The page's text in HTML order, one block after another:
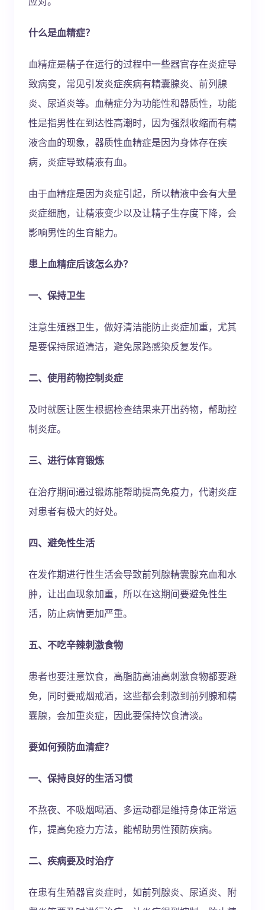
什么是血精症？
血精症是精子在运行的过程中一些器官存在炎症导
致病变，常见引发炎症疾病有精囊腺炎、前列腺
炎、尿道炎等。血精症分为功能性和器质性，功能
性是指男性在到达性高潮时，因为强烈收缩而有精
液含血的现象，器质性血精症是因为身体存在疾
病，炎症导致精液有血。
由于血精症是因为炎症引起，所以精液中会有大量
炎症细胞，让精液变少以及让精子生存度下降，会
影响男性的生育能力。
患上血精症后该怎么办？
一、保持卫生
注意生殖器卫生，做好清洁能防止炎症加重，尤其
是要保持尿道清洁，避免尿路感染反复发作。
二、使用药物控制炎症
及时就医让医生根据检查结果来开出药物，帮助控
制炎症。
三、进行体育锻炼
在治疗期间通过锻炼能帮助提高免疫力，代谢炎症
对患者有极大的好处。
四、避免性生活
在发作期进行性生活会导致前列腺精囊腺充血和水
肿，让出血现象加重，所以在这期间要避免性生
活，防止病情更加严重。
五、不吃辛辣刺激食物
患者也要注意饮食，高脂肪高油高刺激食物都要避
免，同时要戒烟戒酒，这些都会刺激到前列腺和精
囊腺，会加重炎症，因此要保持饮食清淡。
要如何预防血清症？
一、保持良好的生活习惯
不熬夜、不吸烟喝酒、多运动都是维持身体正常运
作，提高免疫力方法，能帮助男性预防疾病。
二、疾病要及时治疗
在患有生殖器官炎症时，如前列腺炎、尿道炎、附